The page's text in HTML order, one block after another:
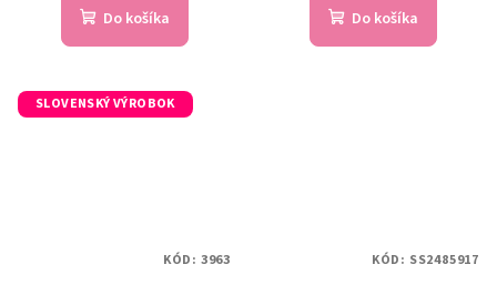
Do košíka Do košíka
SLOVENSKÝ VÝROBOK
KÓD: 3963 KÓD: SS2485917